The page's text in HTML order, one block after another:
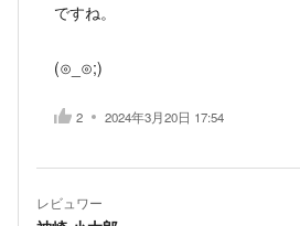
ですね。
(⊙_⊙;)
2 2024年3月20日 17:54
レビュワー